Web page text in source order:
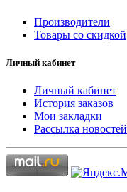
Производители
Товары со скидкой
Личный кабинет
Личный кабинет
История заказов
Мои закладки
Рассылка новостей